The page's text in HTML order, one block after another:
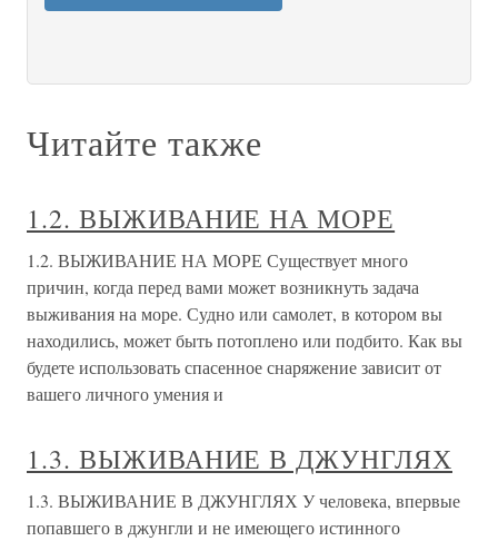
Читайте также
1.2. ВЫЖИВАНИЕ НА МОРЕ
1.2. ВЫЖИВАНИЕ НА МОРЕ Существует много
причин, когда перед вами может возникнуть задача
выживания на море. Судно или самолет, в котором вы
находились, может быть потоплено или подбито. Как вы
будете использовать спасенное снаряжение зависит от
вашего личного умения и
1.3. ВЫЖИВАНИЕ В ДЖУНГЛЯХ
1.3. ВЫЖИВАНИЕ В ДЖУНГЛЯХ У человека, впервые
попавшего в джунгли и не имеющего истинного